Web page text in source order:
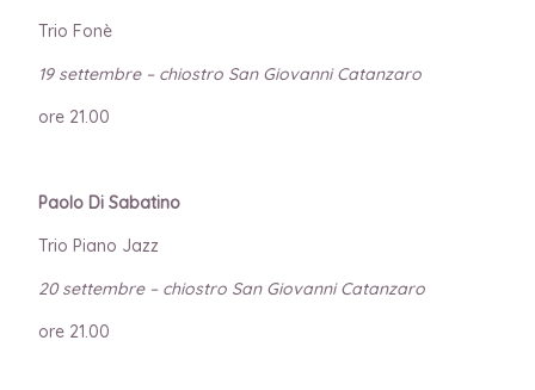
Trio Fonè
19 settembre – chiostro San Giovanni Catanzaro
ore 21.00
Paolo Di Sabatino
Trio Piano Jazz
20 settembre – chiostro San Giovanni Catanzaro
ore 21.00